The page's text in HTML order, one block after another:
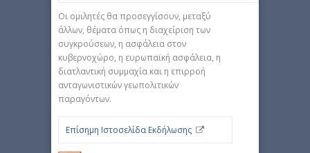
Οι ομιλητές θα προσεγγίσουν, μεταξύ
άλλων, θέματα όπως η διαχείριση των
συγκρούσεων, η ασφάλεια στον
κυβερνοχώρο, η ευρωπαϊκή ασφάλεια, η
διατλαντική συμμαχία και η επιρροή
ανταγωνιστικών γεωπολιτικών
παραγόντων.
Επίσημη Ιστοσελίδα Εκδήλωσης